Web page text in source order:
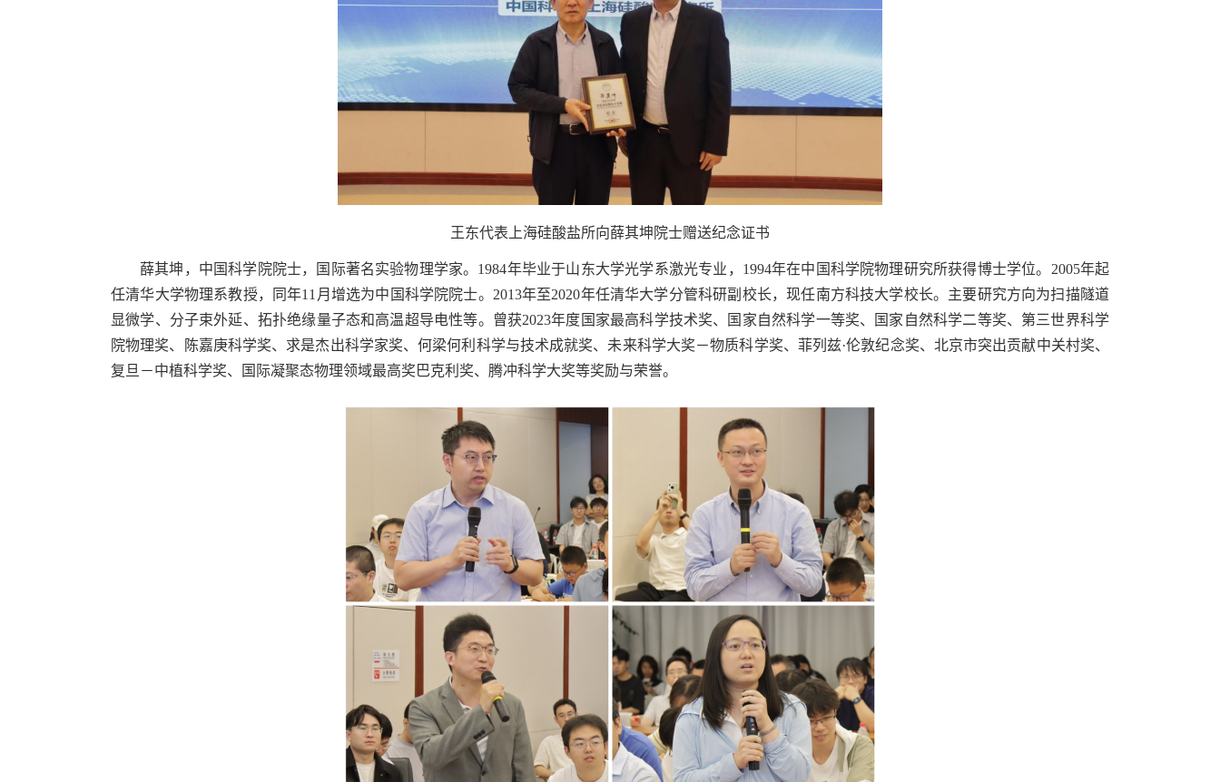
王东代表上海硅酸盐所向薛其坤院士赠送纪念证书
薛其坤，中国科学院院士，国际著名实验物理学家。 1984年毕业于山东大学光学系激光专业， 1994年在中国科学院物理研究所获得博士学位。 2005年起
任清华大学物理系教授，同年11 月增选为中国科学院院士。 2013年至2020年任清华大学分管科研副校长，现任南方科技大学校长。主要研究方向为扫描隧道
显微学、分子束外延、拓扑绝缘量子态和高温超导电性等。曾获2023年度国家最高科学技术奖、国家自然科学一等奖、国家自然科学二等奖、第三世界科学
院物理奖、陈嘉庚科学奖、求是杰出科学家奖、何梁何利科学与技术成就奖、未来科学大奖－物质科学奖、菲列兹·伦敦纪念奖、北京市突出贡献中关村奖、
复旦－中植科学奖、国际凝聚态物理领域最高奖巴克利奖、腾冲科学大奖等奖励与荣誉。